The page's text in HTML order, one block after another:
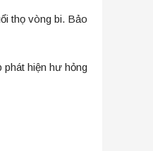
thọ vòng bi. Bảo
phát hiện hư hỏng